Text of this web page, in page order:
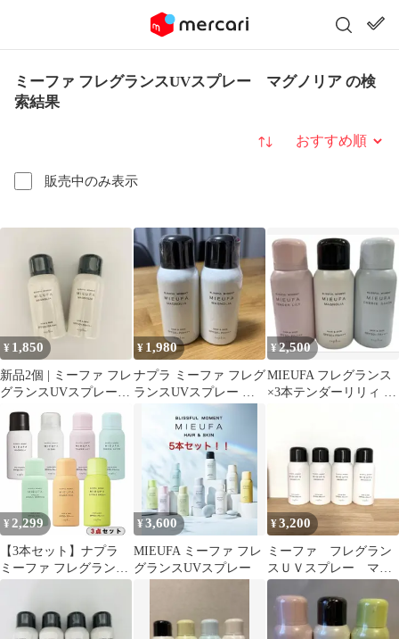
ミーファ フレグランスUVスプレー マグノリア の検
索結果
販売中のみ表示
並び替え
¥ 1,850
新品2個 | ミーファ フレ
グランスUVスプレー |
マグノリア
¥ 1,980
ナプラ ミーファ フレグ
ランスUVスプレー マ
グノリア 2本セット
¥2,500
MIEUFA フレグランス
×3本テンダーリリィ マ
¥ 2,299
【3本セット】ナプラ
ミーファ フレグランス
¥3,600
MIEUFA ミーファ フレ
グランスUVスプレー
¥3,200
ミーファ フレグラン
スＵＶスプレー マグ
ノリア ４本セット